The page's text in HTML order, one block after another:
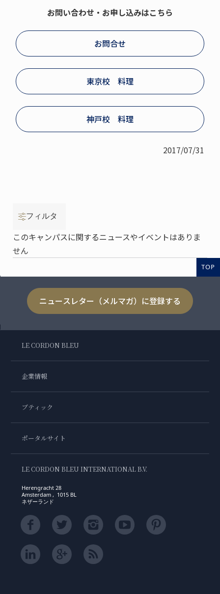
お問い合わせ・お申し込みはこちら
お問合せ
東京校 料理
神戸校 料理
2017/07/31
フィルタ
このキャンパスに関するニュースやイベントはありま
せん
TOP
ニュースレター（メルマガ）に登録する
LE CORDON BLEU
企業情報
ブティック
ポータルサイト
LE CORDON BLEU INTERNATIONAL B.V.
Herengracht 28
Amsterdam , 1015 BL
ネザーランド